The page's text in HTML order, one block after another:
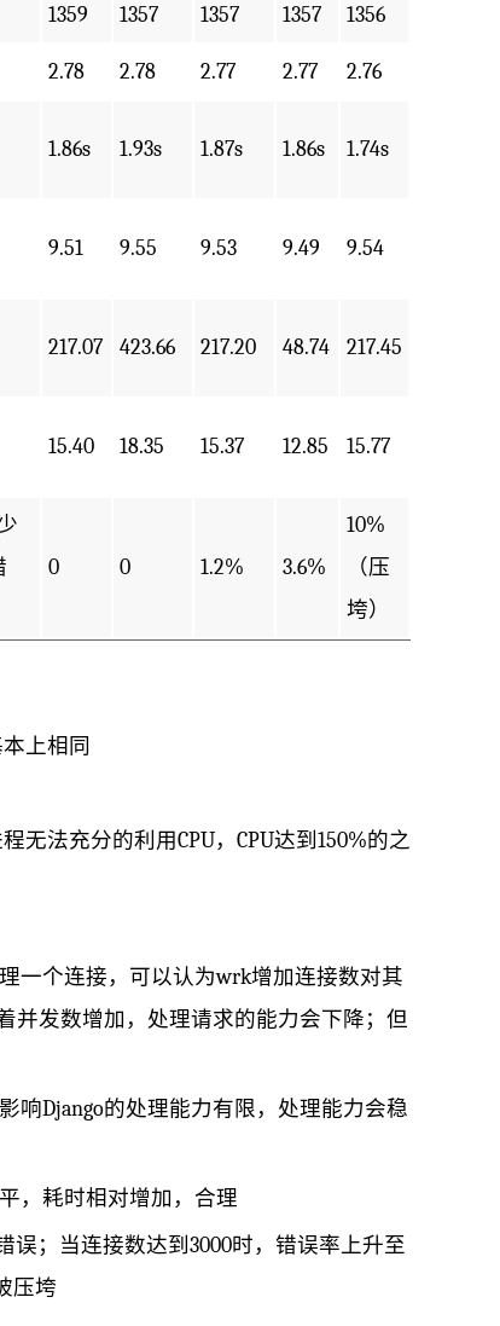
1359 1357 1357 1357 1356
2.78 2.78 2.77 2.77 2.76
1.86s 1.93s 1.87s 1.86s 1.74s
9.51 9.55 9.53 9.49 9.54
217.07 423.66 217.20 48.74 217.45
15.40 18.35 15.37 12.85 15.77
0 0 1.2% 3.6%
10%
（压
垮）
上相同
无法充分的利用CPU，CPU达到150%的之
一个连接，可以认为wrk增加连接数对其
并发数增加，处理请求的能力会下降；但
响Django的处理能力有限，处理能力会稳
，耗时相对增加，合理
；当连接数达到3000时，错误率上升至
压垮